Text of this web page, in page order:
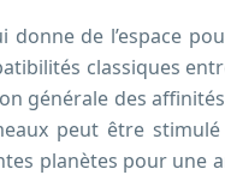
de l’espace
classiques
générale des
peut être
planètes pour une